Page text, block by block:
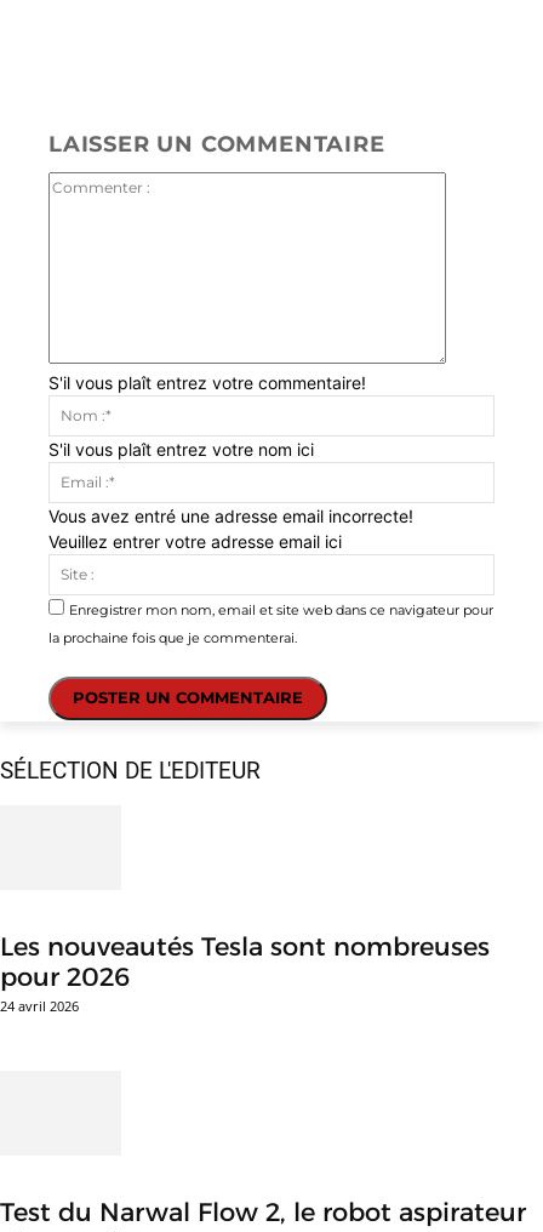
LAISSER UN COMMENTAIRE
S'il vous plaît entrez votre commentaire!
:*
S'il vous plaît entrez votre nom ici
:*
Vous avez entré une adresse email incorrecte!
Veuillez entrer votre adresse email ici
:
Enregistrer mon nom, email et site web dans ce navigateur pour
la prochaine fois que je commenterai.
SÉLECTION DE L'EDITEUR
Les nouveautés Tesla sont nombreuses
pour 2026
24 avril 2026
Test du Narwal Flow 2, le robot aspirateur